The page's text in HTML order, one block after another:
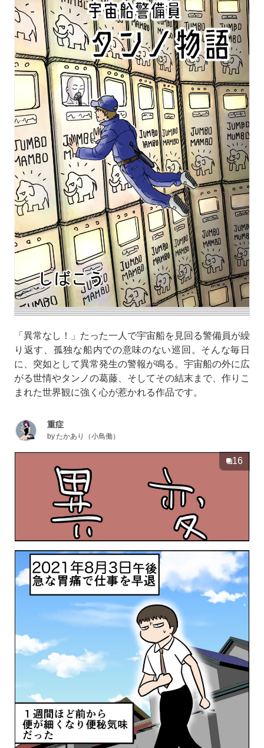
「異常なし！」たった一人で宇宙船を見回る警備員が繰
り返す、孤独な船内での意味のない巡回。そんな毎日
に、突如として異常発生の警報が鳴る。宇宙船の外に広
がる世情やタンノの葛藤、そしてその結末まで、作りこ
まれた世界観に強く心が惹かれる作品です。
重症
byたかあり（小鳥働）
16